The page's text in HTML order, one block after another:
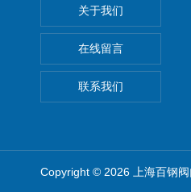
关于我们
在线留言
联系我们
Copyright © 2026 上海百钢